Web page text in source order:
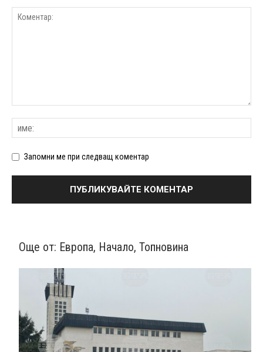
Запомни ме при следващ коментар
Още от: Европа, Начало, Топновина